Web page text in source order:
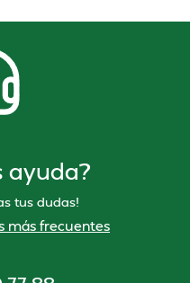
ayuda?
tus dudas!
más frecuentes